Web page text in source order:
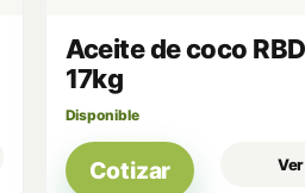
Aceite de coco RBD
17kg
Disponible
Cotizar Ver